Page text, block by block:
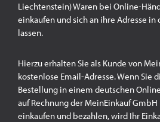
Liechtenstein) Waren bei Online-
einkaufen und sich an ihre Adresse in
lassen.
Hierzu erhalten Sie als Kunde von
kostenlose Email-Adresse. Wenn Sie
Bestellung in einem deutschen
auf Rechnung der MeinEinkauf
einkaufen und bezahlen, wird Ihr